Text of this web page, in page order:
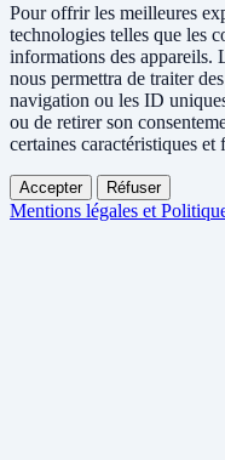
Pour offrir les meilleures
technologies telles que les
informations des appareils.
nous permettra de traiter
navigation ou les ID
ou de retirer son
certaines caractéristiques et
Accepter Réfuser
Mentions légales et